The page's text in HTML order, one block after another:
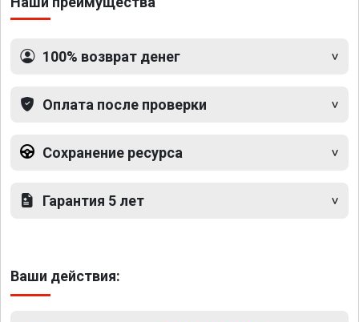
100% возврат денег
Оплата после проверки
Сохранение ресурса
Гарантия 5 лет
Ваши действия: